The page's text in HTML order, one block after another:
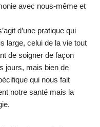
avec nous-même et
d’une pratique qui
large, celui de la vie tout
de soigner de façon
jours, mais bien de
qui nous fait
notre santé mais la